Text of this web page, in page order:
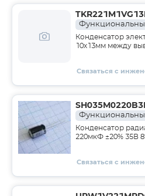
Конденсатор
10х13мм между
Связаться с
Конденсатор
220мкФ ±20% 35В
Связаться с